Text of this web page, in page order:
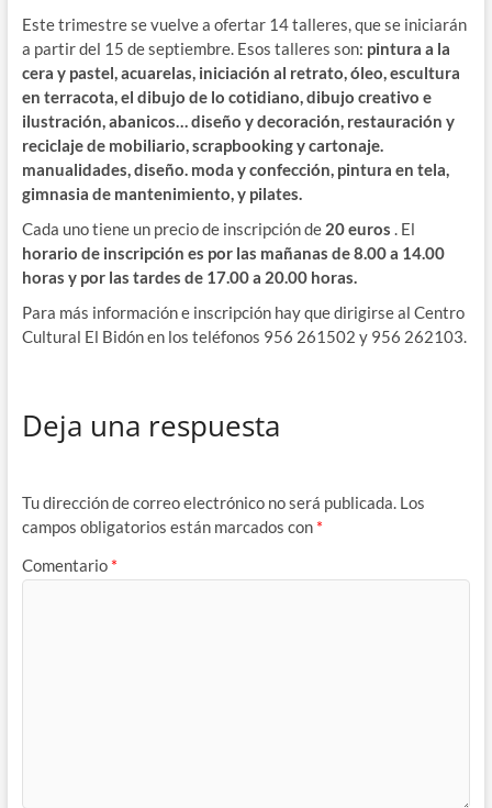
Este trimestre se vuelve a ofertar 14 talleres, que se iniciarán
a partir del 15 de septiembre. Esos talleres son: pintura a la
cera y pastel, acuarelas, iniciación al retrato, óleo, escultura
en terracota, el dibujo de lo cotidiano, dibujo creativo e
ilustración, abanicos… diseño y decoración, restauración y
reciclaje de mobiliario, scrapbooking y cartonaje.
manualidades, diseño. moda y confección, pintura en tela,
gimnasia de mantenimiento, y pilates.
Cada uno tiene un precio de inscripción de 20 euros . El
horario de inscripción es por las mañanas de 8.00 a 14.00
horas y por las tardes de 17.00 a 20.00 horas.
Para más información e inscripción hay que dirigirse al Centro
Cultural El Bidón en los teléfonos 956 261502 y 956 262103.
Deja una respuesta
Tu dirección de correo electrónico no será publicada. Los
campos obligatorios están marcados con *
Comentario *